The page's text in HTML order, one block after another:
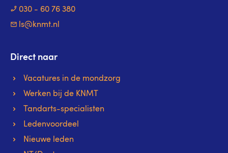
030 - 60 76 380
ls@knmt.nl
Direct naar
Vacatures in de mondzorg
Werken bij de KNMT
Tandarts-specialisten
Ledenvoordeel
Nieuwe leden